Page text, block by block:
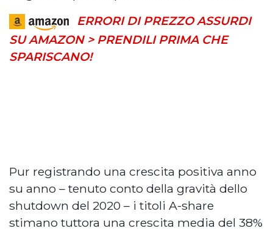
ERRORI DI PREZZO ASSURDI
SU AMAZON > PRENDILI PRIMA CHE
SPARISCANO!
Pur registrando una crescita positiva anno
su anno – tenuto conto della gravità dello
shutdown del 2020 – i titoli A-share
stimano tuttora una crescita media del 38%